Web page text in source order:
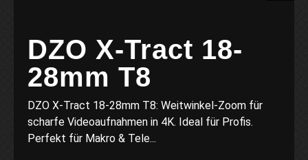
DZO X-Tract 18-
28mm T8
DZO X-Tract 18-28mm T8: Weitwinkel-Zoom für
scharfe Videoaufnahmen in 4K. Ideal für Profis.
Perfekt für Makro & Tele...